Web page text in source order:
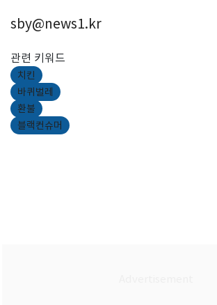
sby@news1.kr
관련 키워드
치킨
바퀴벌레
환불
블랙컨슈머